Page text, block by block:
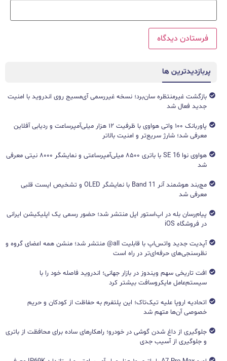
پربازدیدترین ها
بازگشت غیرمنتظره سان‌برد؛ نسخه غیررسمی آی‌مسیج روی اندروید با امنیت
جدید فعال شد
پاوربانک ۱۰۰ واتی هواوی با ظرفیت ۱۲ هزار میلی‌آمپرساعت و ردیابی آفلاین
معرفی شد؛ شارژ سریع‌تر و امنیت بالاتر
هواوی نوا 16 SE با باتری ۸۵۰۰ میلی‌آمپرساعتی و نمایشگر ۸۰۰۰ نیتی معرفی
شد
مچ‌بند هوشمند آنر Band 11 با نمایشگر OLED و تشخیص ایست قلبی
معرفی شد
پیام‌رسان بله در اپ‌استور اپل منتشر شد؛ حضور رسمی یک اپلیکیشن ایرانی
در فروشگاه iOS
آپدیت جدید واتس‌اپ با قابلیت all@ منتشر شد؛ منشن همه اعضای گروه و
نظرسنجی‌های حرفه‌ای‌تر در راه است
افت تاریخی سهم ویندوز در بازار جهانی؛ اندروید فاصله خود را با
سیستم‌عامل مایکروسافت بیشتر کرد
اتحادیه اروپا علیه تیک‌تاک؛ این پلتفرم به حفاظت از کودکان و حریم
خصوصی آن‌ها متهم شد
جلوگیری از داغ شدن گوشی در خودرو؛ راهکارهای ساده برای محافظت از باتری
و جلوگیری از آسیب جدی